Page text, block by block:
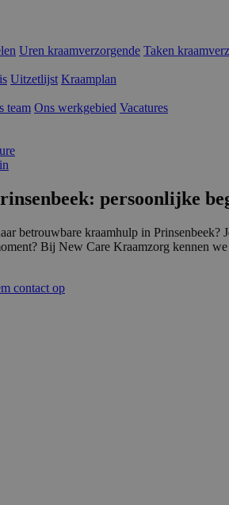
Uren kraamverzorgende Taken
Uitzetlijst Kraamplan
team Ons werkgebied Vacatures
persoonlijke
betrouwbare kraamhulp in
Bij New Care Kraamzorg kennen
contact op